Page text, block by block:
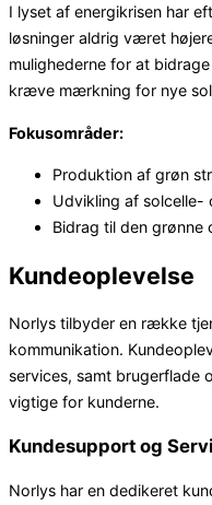
I lyset af energikrisen har
løsninger aldrig været
mulighederne for at
kræve mærkning for nye
Fokusområder:
Produktion af grøn
Udvikling af solcelle-
Bidrag til den grønne
Kundeoplevelse
Norlys tilbyder en række
kommunikation.
services, samt brugerflade
vigtige for kunderne.
Kundesupport og
Norlys har en dedikeret